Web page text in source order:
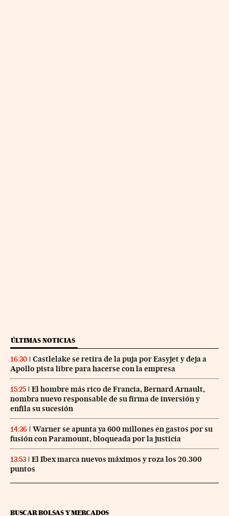
ÚLTIMAS NOTICIAS
16:30
Castlelake se retira de la puja por Easyjet y deja a
Apollo pista libre para hacerse con la empresa
15:25
El hombre más rico de Francia, Bernard Arnault,
nombra nuevo responsable de su firma de inversión y
enfila su sucesión
14:36
Warner se apunta ya 600 millones en gastos por su
fusión con Paramount, bloqueada por la justicia
13:53
El Ibex marca nuevos máximos y roza los 20.300
puntos
BUSCAR BOLSAS Y MERCADOS